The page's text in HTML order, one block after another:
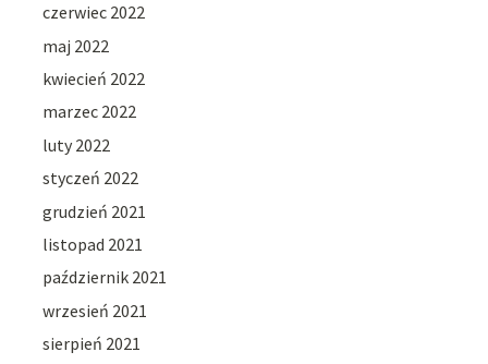
czerwiec 2022
maj 2022
kwiecień 2022
marzec 2022
luty 2022
styczeń 2022
grudzień 2021
listopad 2021
październik 2021
wrzesień 2021
sierpień 2021